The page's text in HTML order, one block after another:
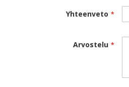
Yhteenveto
Arvostelu